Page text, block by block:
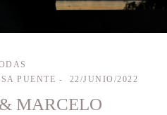
PUENTE
22/JUNIO/2022
MARCELO